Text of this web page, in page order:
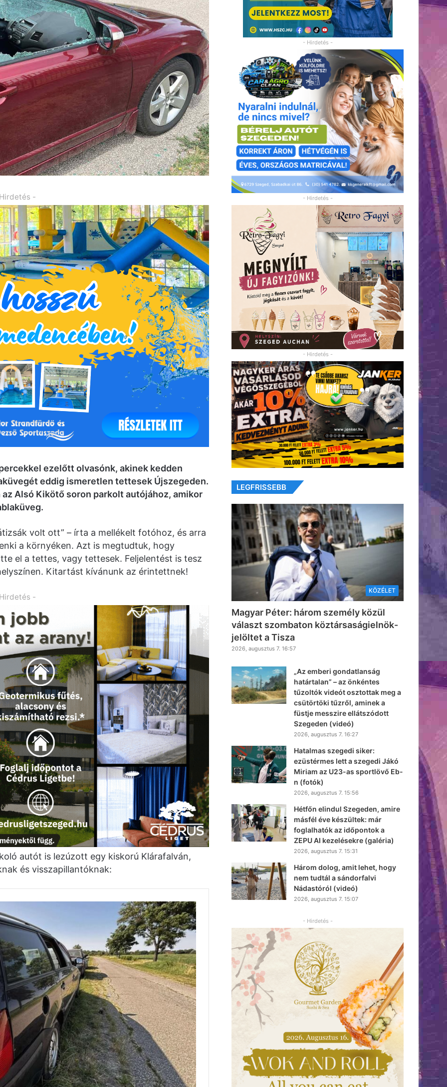
-
ezelőtt olvasónk, akinek kedden
eddig ismeretlen tettesek Újszegeden.
Alsó Kikötő soron parkolt autójához, amikor
volt ott” – írta a mellékelt fotóhoz, és arra
a környéken. Azt is megtudtuk, hogy
el a tettes, vagy tettesek. Feljelentést is tesz
Kitartást kívánunk az érintettnek!
-
autót is lezúzott egy kiskorú Klárafalván,
és visszapillantóknak:
- Hirdetés -
- Hirdetés -
- Hirdetés -
LEGFRISSEBB
KÖZÉLET
Magyar Péter: három személy közül
választ szombaton köztársaságielnök-
jelöltet a Tisza
2026, augusztus 7. 16:57
„Az emberi gondatlanság
határtalan” – az önkéntes
tűzoltók videót osztottak meg a
csütörtöki tűzről, aminek a
füstje messzire ellátszódott
Szegeden (videó)
2026, augusztus 7. 16:27
Hatalmas szegedi siker:
ezüstérmes lett a szegedi Jákó
Miriam az U23-as sportlövő Eb-
n (fotók)
2026, augusztus 7. 15:56
Hétfőn elindul Szegeden, amire
másfél éve készültek: már
foglalhatók az időpontok a
ZEPU AI kezelésekre (galéria)
2026, augusztus 7. 15:31
Három dolog, amit lehet, hogy
nem tudtál a sándorfalvi
Nádastóról (videó)
2026, augusztus 7. 15:07
- Hirdetés -